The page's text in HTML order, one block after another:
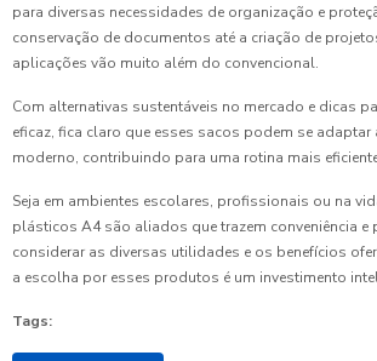
para diversas necessidades de organização e
conservação de documentos até a criação de
aplicações vão muito além do convencional.
Com alternativas sustentáveis no mercado e dicas
eficaz, fica claro que esses sacos podem se
moderno, contribuindo para uma rotina mais
Seja em ambientes escolares, profissionais ou na
plásticos A4 são aliados que trazem conveniência e
considerar as diversas utilidades e os benefícios
a escolha por esses produtos é um investimento
Tags: